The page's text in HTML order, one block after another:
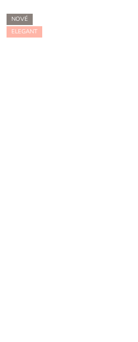
NOVÉ
ELEGANT